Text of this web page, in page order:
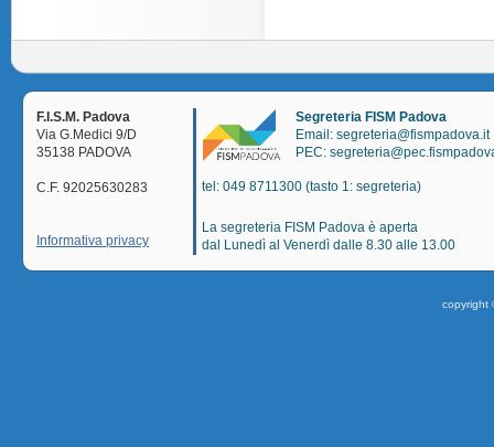
F.I.S.M. Padova
Via G.Medici 9/D
35138 PADOVA
C.F. 92025630283
Informativa privacy
Segreteria FISM Padova
Email: segreteria@fismpadova.it
PEC:
tel: 049 8711300 (tasto 1: segreteria)
La segreteria FISM Padova è aperta
dal Lunedì al Venerdì dalle 8.30 alle 13.00
copyright